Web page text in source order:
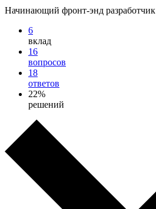
Начинающий фронт-энд разработчик
6
вклад
16
вопросов
18
ответов
22%
решений